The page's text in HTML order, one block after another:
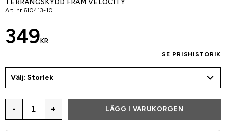
TERRÄNGSKYDD FRAM VELOCITY
Art. nr 610413-10
349 KR
SE PRISHISTORIK
Välj: Storlek
- + LÄGG I VARUKORGEN